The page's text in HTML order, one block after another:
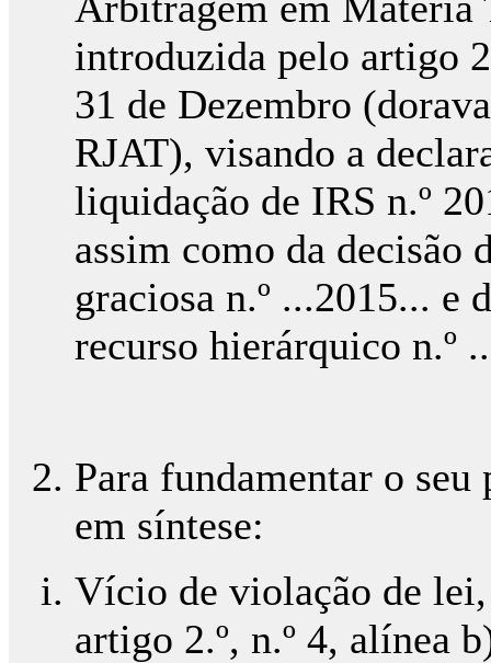
introduzida pelo artigo
31 de Dezembro
RJAT), visando a
liquidação de IRS n.º
assim como da decisão
graciosa n.º ...2015... e
recurso hierárquico n.º
Para fundamentar o seu
em síntese:
Vício de violação de
artigo 2.º, n.º 4, alínea